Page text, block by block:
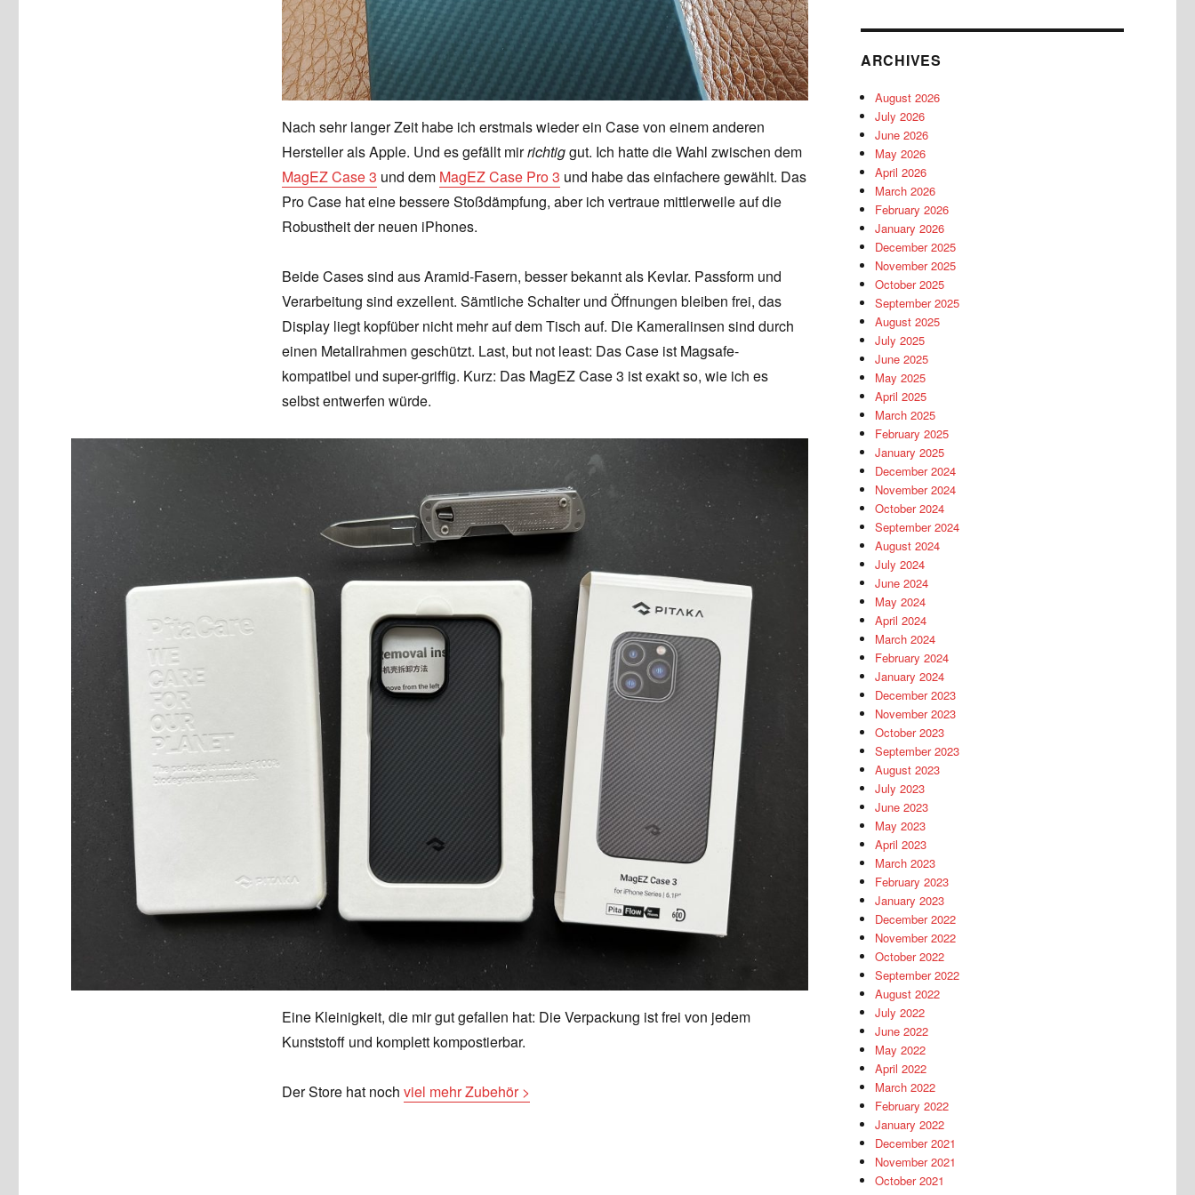
Nach sehr langer Zeit habe ich erstmals wieder ein Case von einem anderen
Hersteller als Apple. Und es gefällt mirrichtiggut. Ich hatte die Wahl zwischen dem
MagEZ Case 3 und dem MagEZ Case Pro 3 und habe das einfachere gewählt. Das
Pro Case hat eine bessere Stoßdämpfung, aber ich vertraue mittlerweile auf die
Robustheit der neuen iPhones.
Beide Cases sind aus Aramid-Fasern, besser bekannt als Kevlar. Passform und
Verarbeitung sind exzellent. Sämtliche Schalter und Öffnungen bleiben frei, das
Display liegt kopfüber nicht mehr auf dem Tisch auf. Die Kameralinsen sind durch
einen Metallrahmen geschützt. Last, but not least: Das Case ist Magsafe-
kompatibel und super-griffig. Kurz: Das MagEZ Case 3 ist exakt so, wie ich es
selbst entwerfen würde.
Eine Kleinigkeit, die mir gut gefallen hat: Die Verpackung ist frei von jedem
Kunststoff und komplett kompostierbar.
Der Store hat noch viel mehr Zubehör >
ARCHIVES
August 2026
July 2026
June 2026
May 2026
April 2026
March 2026
February 2026
January 2026
December 2025
November 2025
October 2025
September 2025
August 2025
July 2025
June 2025
May 2025
April 2025
March 2025
February 2025
January 2025
December 2024
November 2024
October 2024
September 2024
August 2024
July 2024
June 2024
May 2024
April 2024
March 2024
February 2024
January 2024
December 2023
November 2023
October 2023
September 2023
August 2023
July 2023
June 2023
May 2023
April 2023
March 2023
February 2023
January 2023
December 2022
November 2022
October 2022
September 2022
August 2022
July 2022
June 2022
May 2022
April 2022
March 2022
February 2022
January 2022
December 2021
November 2021
October 2021